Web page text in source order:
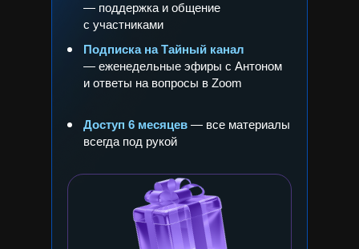
— поддержка и общение
с участниками
Подписка на Тайный канал
— еженедельные эфиры с Антоном
и ответы на вопросы в Zoom
Доступ 6 месяцев — все материалы
всегда под рукой